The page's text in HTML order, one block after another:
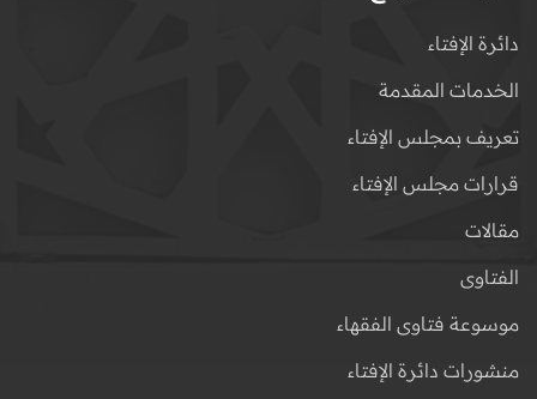
دائرة الإفتاء
الخدمات المقدمة
تعريف بمجلس الإفتاء
قرارات مجلس الإفتاء
مقالات
الفتاوى
موسوعة فتاوى الفقهاء
منشورات دائرة الإفتاء